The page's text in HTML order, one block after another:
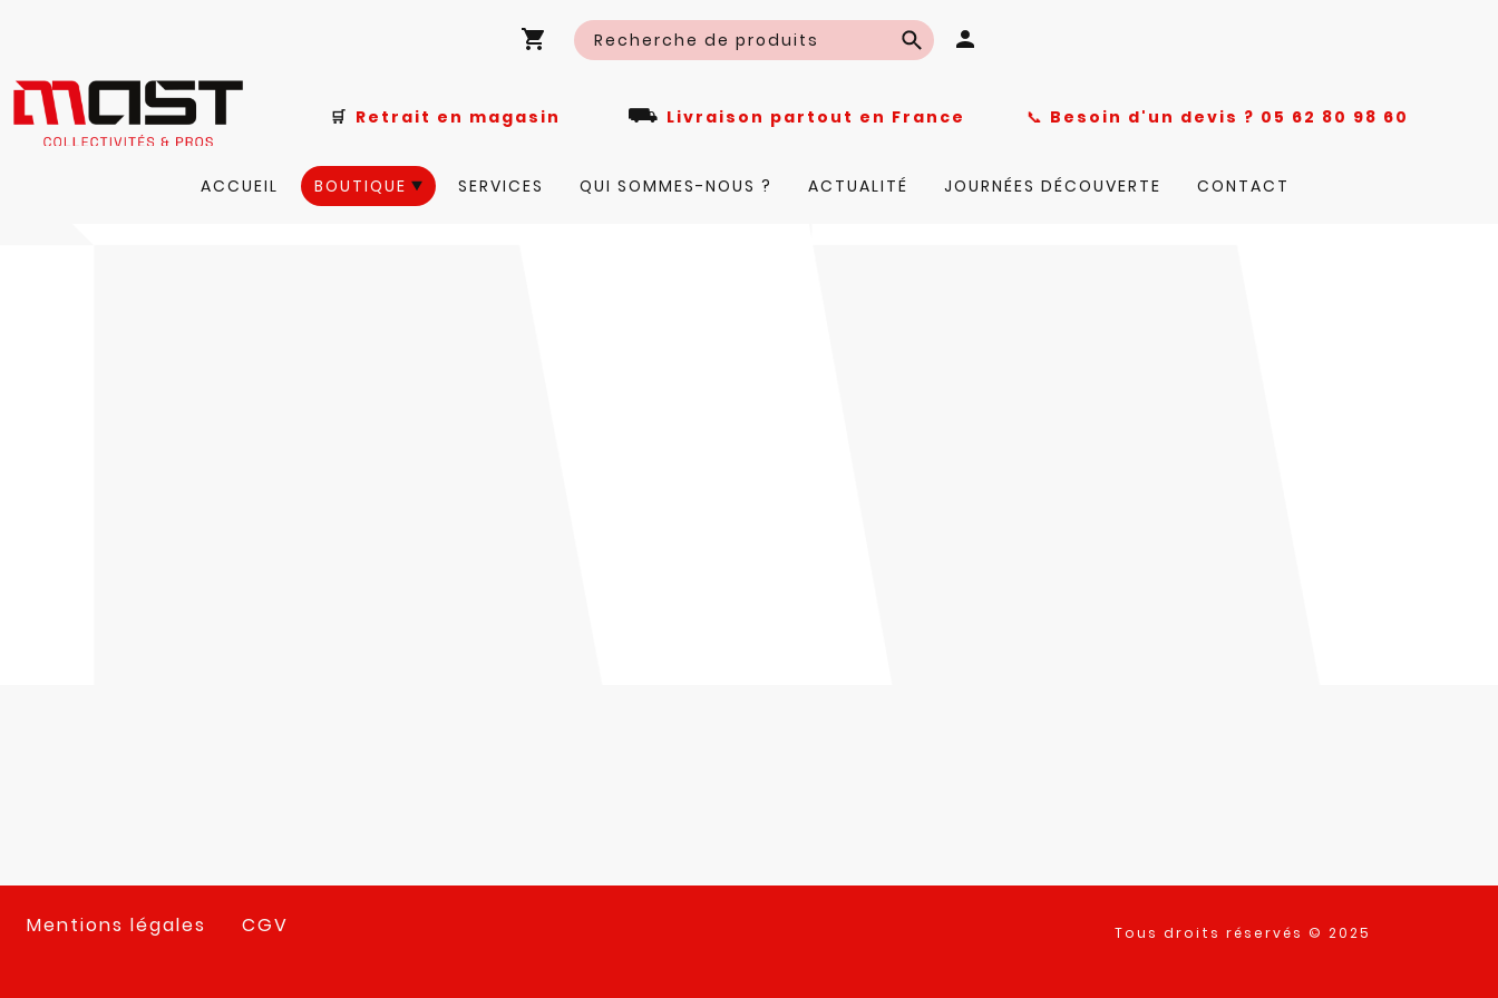
🛒 Retrait en magasin ⛟ Livraison partout en France 📞 Besoin d'un devis ? 05 62 80 98 60
ACCUEIL BOUTIQUE SERVICES QUI SOMMES-NOUS ? ACTUALITÉ JOURNÉES DÉCOUVERTE CONTACT
Mentions légales CGV Tous droits réservés © 2025